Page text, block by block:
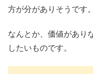
方が分がありそうです。
なんとか、価値があり
したいものです。